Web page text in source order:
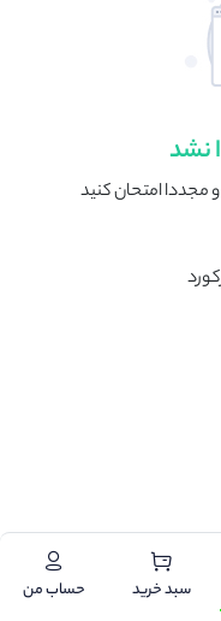
نشد
مجددا امتحان کنید
سبد خرید حساب من